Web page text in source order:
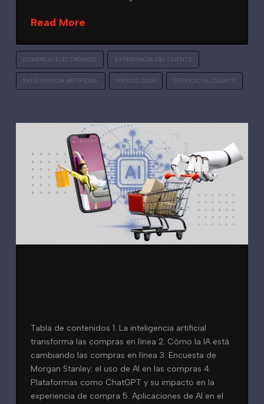
Read More
COMERCIO ELECTRÓNICO EXPERIENCIA DEL CLIENTE
INTELIGENCIA ARTIFICIAL MÉXICO 2026 SERVICIO AL CLIENTE
Tabla de contenidos 1. La inteligencia artificial
transforma las compras en línea 2. Cómo la IA está
cambiando las compras en línea 3. Encuesta de
Morgan Stanley: el uso de AI en las compras 4.
Plataformas como ChatGPT y su impacto en la
experiencia de compra 5. Aplicaciones de AI en el